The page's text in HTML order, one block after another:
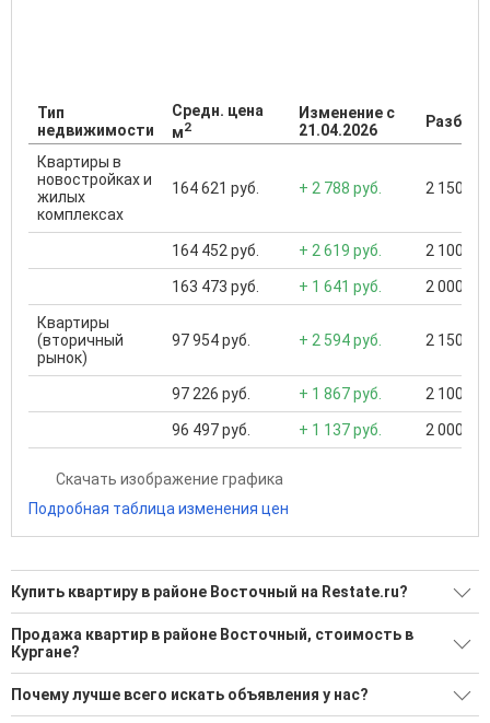
Тип
недвижимости
Средн. цена
м2
Изменение с
21.04.2026
Квартиры в
новостройках и
жилых
комплексах
164 621 руб. + 2 788 руб. 2 150
164 452 руб. + 2 619 руб. 2 100
163 473 руб. + 1 641 руб. 2 000
Квартиры
(вторичный
рынок)
97 954 руб. + 2 594 руб. 2 150
97 226 руб. + 1 867 руб. 2 100
96 497 руб. + 1 137 руб. 2 000
Скачать изображение графика
Подробная таблица изменения цен
Купить квартиру в районе Восточный на Restate.ru?
Поможем Купить квартиру в районе Восточный?
24 актуальных и проверенных объявления
Воспользуйтесь нашим поиском по новостройкам, для
подбора подходящего вам варианта
Продажа квартир в районе Восточный, стоимость в
Кургане?
Минимальная цена: 850 000 Р. Максимальная цена: 5 100
000 Р; Средняя: 3 236 786 Р
Почему лучше всего искать объявления у нас?